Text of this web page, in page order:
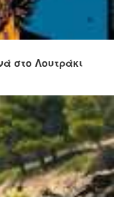
στο Λουτράκι